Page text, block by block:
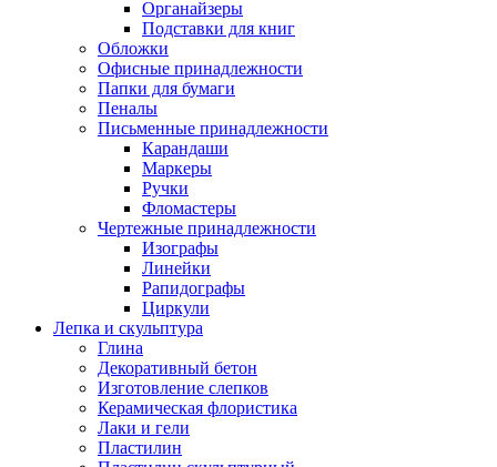
Органайзеры
Подставки для книг
Обложки
Офисные принадлежности
Папки для бумаги
Пеналы
Письменные принадлежности
Карандаши
Маркеры
Ручки
Фломастеры
Чертежные принадлежности
Изографы
Линейки
Рапидографы
Циркули
Лепка и скульптура
Глина
Декоративный бетон
Изготовление слепков
Керамическая флористика
Лаки и гели
Пластилин